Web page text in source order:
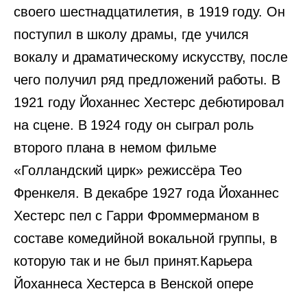
своего шестнадцатилетия, в 1919 году. Он
поступил в школу драмы, где учился
вокалу и драматическому искусству, после
чего получил ряд предложений работы. В
1921 году Йоханнес Хестерс дебютировал
на сцене. В 1924 году он сыграл роль
второго плана в немом фильме
«Голландский цирк» режиссёра Тео
Френкеля. В декабре 1927 года Йоханнес
Хестерс пел с Гарри Фроммерманом в
составе комедийной вокальной группы, в
которую так и не был принят.Карьера
Йоханнеса Хестерса в Венской опере